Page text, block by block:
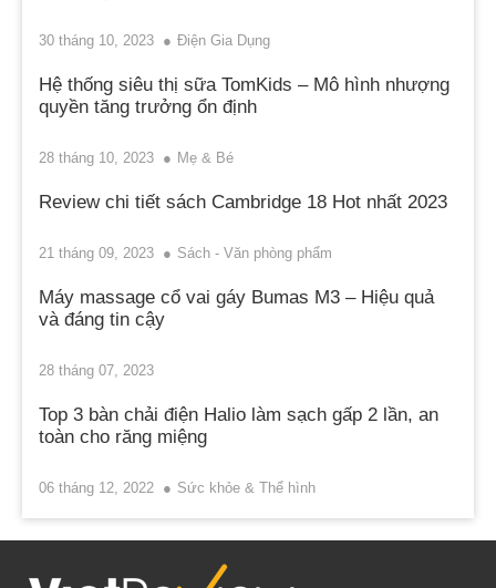
30 tháng 10, 2023 Điện Gia Dụng
Hệ thống siêu thị sữa TomKids – Mô hình nhượng
quyền tăng trưởng ổn định
28 tháng 10, 2023 Mẹ & Bé
Review chi tiết sách Cambridge 18 Hot nhất 2023
21 tháng 09, 2023 Sách - Văn phòng phẩm
Máy massage cổ vai gáy Bumas M3 – Hiệu quả
và đáng tin cậy
28 tháng 07, 2023
Top 3 bàn chải điện Halio làm sạch gấp 2 lần, an
toàn cho răng miệng
06 tháng 12, 2022 Sức khỏe & Thể hình